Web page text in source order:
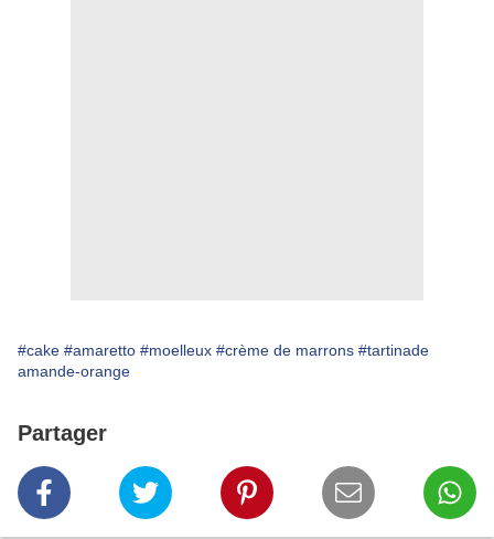
#cake #amaretto #moelleux #crème de marrons #tartinade
amande-orange
Partager